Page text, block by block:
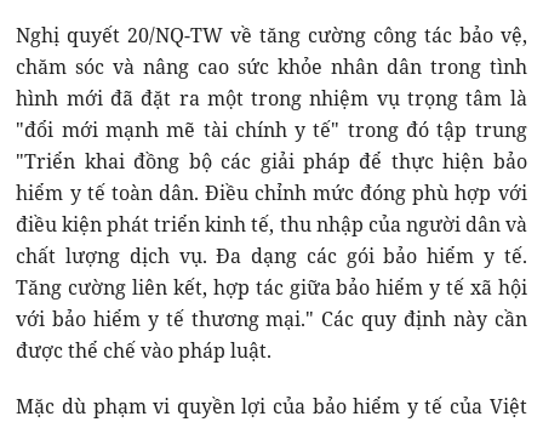
Nghị quyết 20/NQ-TW về tăng cường công tác bảo vệ,
chăm sóc và nâng cao sức khỏe nhân dân trong tình
hình mới đã đặt ra một trong nhiệm vụ trọng tâm là
"đổi mới mạnh mẽ tài chính y tế" trong đó tập trung
"Triển khai đồng bộ các giải pháp để thực hiện bảo
hiểm y tế toàn dân. Điều chỉnh mức đóng phù hợp với
điều kiện phát triển kinh tế, thu nhập của người dân và
chất lượng dịch vụ. Đa dạng các gói bảo hiểm y tế.
Tăng cường liên kết, hợp tác giữa bảo hiểm y tế xã hội
với bảo hiểm y tế thương mại." Các quy định này cần
được thể chế vào pháp luật.
Mặc dù phạm vi quyền lợi của bảo hiểm y tế của Việt